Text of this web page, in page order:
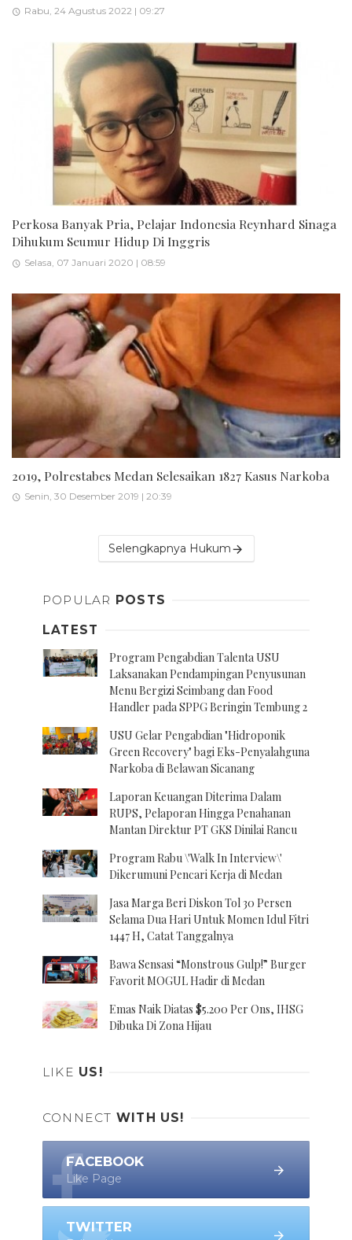
Rabu, 24 Agustus 2022 | 09:27
Perkosa Banyak Pria, Pelajar Indonesia Reynhard Sinaga
Dihukum Seumur Hidup Di Inggris
Selasa, 07 Januari 2020 | 08:59
2019, Polrestabes Medan Selesaikan 1827 Kasus Narkoba
Senin, 30 Desember 2019 | 20:39
Selengkapnya Hukum
POPULAR POSTS
LATEST
Program Pengabdian Talenta USU
Laksanakan Pendampingan Penyusunan
Menu Bergizi Seimbang dan Food
Handler pada SPPG Beringin Tembung 2
USU Gelar Pengabdian "Hidroponik
Green Recovery" bagi Eks-Penyalahguna
Narkoba di Belawan Sicanang
Laporan Keuangan Diterima Dalam
RUPS, Pelaporan Hingga Penahanan
Mantan Direktur PT GKS Dinilai Rancu
Program Rabu \'Walk In Interview\'
Dikerumuni Pencari Kerja di Medan
Jasa Marga Beri Diskon Tol 30 Persen
Selama Dua Hari Untuk Momen Idul Fitri
1447 H, Catat Tanggalnya
Bawa Sensasi “Monstrous Gulp!” Burger
Favorit MOGUL Hadir di Medan
Emas Naik Diatas $5.200 Per Ons, IHSG
Dibuka Di Zona Hijau
LIKE US!
CONNECT WITH US!
FACEBOOK
Like Page
TWITTER